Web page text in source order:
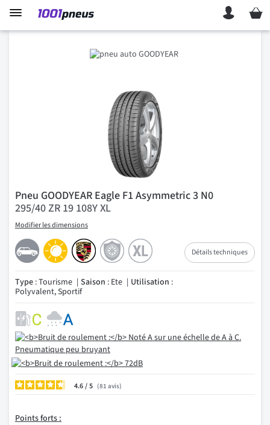
Mon
Pneu GOODYEAR Eagle F1 Asymmetric 3 N0
295/40 ZR 19 108Y XL
Modifier les dimensions
Détails techniques
Type : Tourisme Saison : Ete Utilisation :
Polyvalent, Sportif
4.6/ 81 avis
Pointsforts :